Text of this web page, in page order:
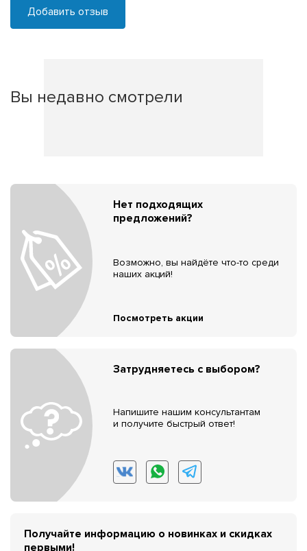
Добавить отзыв
Вы недавно смотрели
Нет подходящих
предложений?
Возможно, вы найдёте что-то среди
наших акций!
Посмотреть акции
Затрудняетесь с выбором?
Напишите нашим консультантам
и получите быстрый ответ!
Получайте информацию о новинках и скидках
первыми!